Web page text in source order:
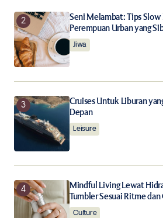
Notify me of new posts by email.
Submit Comment
Seni Melambat: Tips
Perempuan Urban yang
Jiwa
Cruises Untuk Liburan
Depan
Leisure
Mindful Living Lewat
Tumbler Sesuai Ritme
Culture